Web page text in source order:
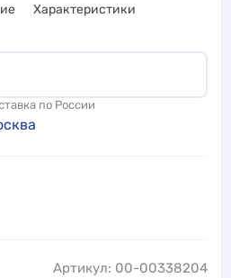
Характеристики
по России
Артикул: 00-00338204